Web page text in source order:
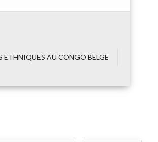
AU CONGO BELGE